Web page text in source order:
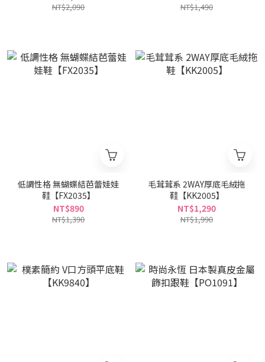
NT$2,090 NT$1,490
低調性格 無蝴蝶結芭蕾娃娃
鞋【FX2035】
NT$890
NT$1,390
毛茸茸系 2WAY厚底毛絨拖
鞋【KK2005】
NT$1,290
NT$1,990